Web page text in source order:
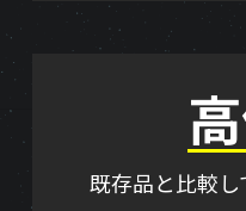
既存品と比較し